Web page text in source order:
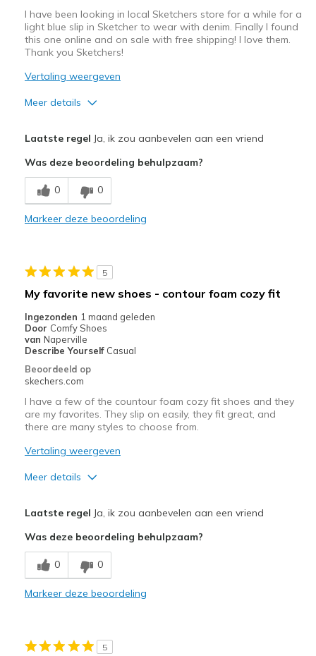
I have been looking in local Sketchers store for a while for a
light blue slip in Sketcher to wear with denim. Finally I found
this one online and on sale with free shipping! I love them.
Thank you Sketchers!
Vertaling weergeven
Meer details
Comfortable
Stylish
Travel
Width
Feels true to width
Sizing
View On Shoes
Shoes are for Wearing
Laatste regel Ja, ik zou aanbevelen aan een vriend
Was deze beoordeling behulpzaam?
0 0
Markeer deze beoordeling
5
My favorite new shoes - contour foam cozy fit
Ingezonden 1 maand geleden
Door Comfy Shoes
van Naperville
Describe Yourself Casual
Beoordeeld op
skechers.com
I have a few of the countour foam cozy fit shoes and they
are my favorites. They slip on easily, they fit great, and
there are many styles to choose from.
Vertaling weergeven
Meer details
Breathe Well
Comfortable
Laatste regel Ja, ik zou aanbevelen aan een vriend
Was deze beoordeling behulpzaam?
0 0
Markeer deze beoordeling
5